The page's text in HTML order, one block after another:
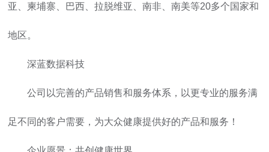
亚、柬埔寨、巴西、拉脱维亚、南非、南美等20多个国家和
地区。
深蓝数据科技
公司以完善的产品销售和服务体系，以更专业的服务满
足不同的客户需要，为大众健康提供好的产品和服务！